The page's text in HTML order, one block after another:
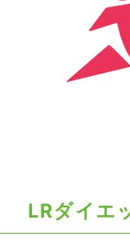
LRダイエ